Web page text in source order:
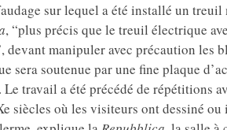
sur lequel a été installé un
, “plus précis que le treuil électrique
devant manipuler avec précaution les
sera soutenue par une fine plaque
travail a été précédé de répétitions
siècles où les visiteurs ont dessiné